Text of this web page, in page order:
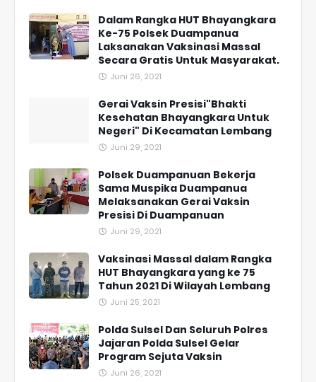
Dalam Rangka HUT Bhayangkara
Ke-75 Polsek Duampanua
Laksanakan Vaksinasi Massal
Secara Gratis Untuk Masyarakat.
Juni 26, 2021
Gerai Vaksin Presisi"Bhakti
Kesehatan Bhayangkara Untuk
Negeri" Di Kecamatan Lembang
Juni 29, 2021
Polsek Duampanuan Bekerja
Sama Muspika Duampanua
Melaksanakan Gerai Vaksin
Presisi Di Duampanuan
Juni 29, 2021
Vaksinasi Massal dalam Rangka
HUT Bhayangkara yang ke 75
Tahun 2021 Di Wilayah Lembang
Juni 25, 2021
Polda Sulsel Dan Seluruh Polres
Jajaran Polda Sulsel Gelar
Program Sejuta Vaksin
Juni 26, 2021